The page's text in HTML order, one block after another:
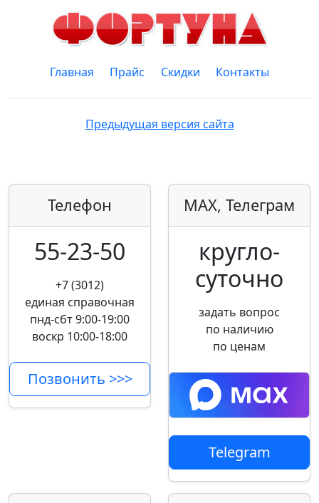
Главная Прайс Скидки Контакты
Предыдущая версия сайта
Телефон
55-23-50
+7 (3012)
единая справочная
пнд-сбт 9:00-19:00
воскр 10:00-18:00
Позвонить >>>
MAX, Телеграм
кругло­
суточно
задать вопрос
по наличию
по ценам
Telegram